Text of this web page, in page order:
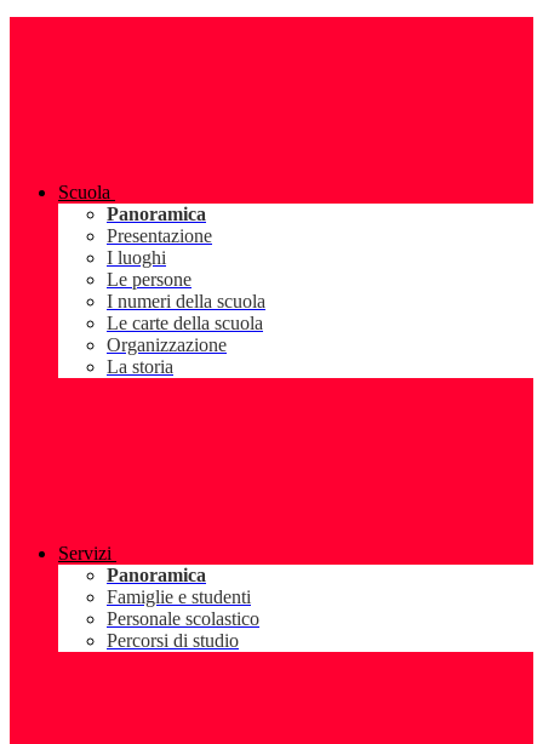
Scuola
Panoramica
Presentazione
I luoghi
Le persone
I numeri della scuola
Le carte della scuola
Organizzazione
La storia
Servizi
Panoramica
Famiglie e studenti
Personale scolastico
Percorsi di studio